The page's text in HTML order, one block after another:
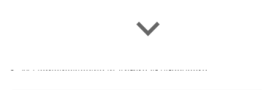
Automatische dimmende binnenspiegel
M Hemelbekleding in Anthrazit uitgevoerd